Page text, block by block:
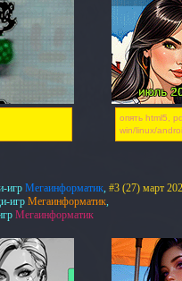
опять html5,
win/linux/
игр Мегаинформатик, #3 (27) март
игр Мегаинформатик,
Мегаинформатик